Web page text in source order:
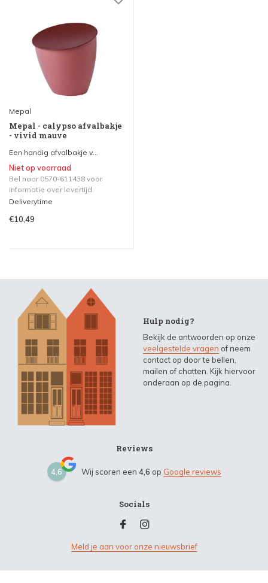
Mepal
Mepal - calypso afvalbakje
- vivid mauve
Een handig afvalbakje v...
Niet op voorraad
Bel naar 0570-611438 voor
informatie over levertijd.
Deliverytime
€10,49
Hulp nodig?
Bekijk de antwoorden op onze
veelgestelde vragen of neem
contact op door te bellen,
mailen of chatten. Kijk hiervoor
onderaan op de pagina.
Reviews
4,6 Wij scoren een 4,6 op Google reviews
Socials
Meld je aan voor onze nieuwsbrief